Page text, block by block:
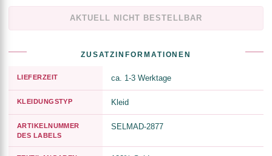
AKTUELL NICHT BESTELLBAR
ZUSATZINFORMATIONEN
LIEFERZEIT ca. 1-3 Werktage
KLEIDUNGSTYP Kleid
ARTIKELNUMMER
DES LABELS
SELMAD-2877